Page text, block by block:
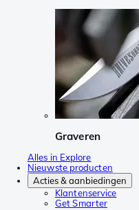
Graveren
Alles in Explore
Nieuwste producten
Acties & aanbiedingen
Klantenservice
Get Smarter